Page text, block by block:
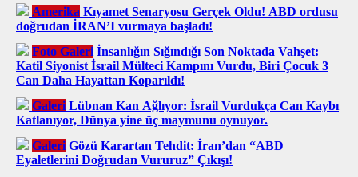
Amerika Kıyamet Senaryosu Gerçek Oldu! ABD ordusu
doğrudan İRAN’I vurmaya başladı!
Foto Galeri İnsanlığın Sığındığı Son Noktada Vahşet:
Katil Siyonist İsrail Mülteci Kampını Vurdu, Biri Çocuk 3
Can Daha Hayattan Koparıldı!
Galeri Lübnan Kan Ağlıyor: İsrail Vurdukça Can Kaybı
Katlanıyor, Dünya yine üç maymunu oynuyor.
Galeri Gözü Karartan Tehdit: İran’dan “ABD
Eyaletlerini Doğrudan Vururuz” Çıkışı!